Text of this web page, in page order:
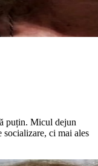
puțin. Micul dejun
ci mai ales